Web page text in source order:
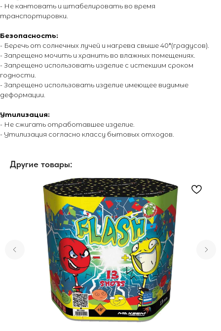
- Не кантовать и штабелировать во время
транспортировки.
Безопасность:
- Беречь от солнечных лучей и нагрева свыше 40*(градусов).
- Запрещено мочить и хранить во влажных помещениях.
- Запрещено использовать изделие с истекшим сроком
годности.
- Запрещено использовать изделие имеющее видимые
деформации.
Утилизация:
- Не сжигать отработавшее изделие.
- Утилизация согласно классу бытовых отходов.
Другие товары:
Федерации. Для получения точной информации о стоимости
товаров и услуг, пожалуйста, обращайтесь к менеджерам